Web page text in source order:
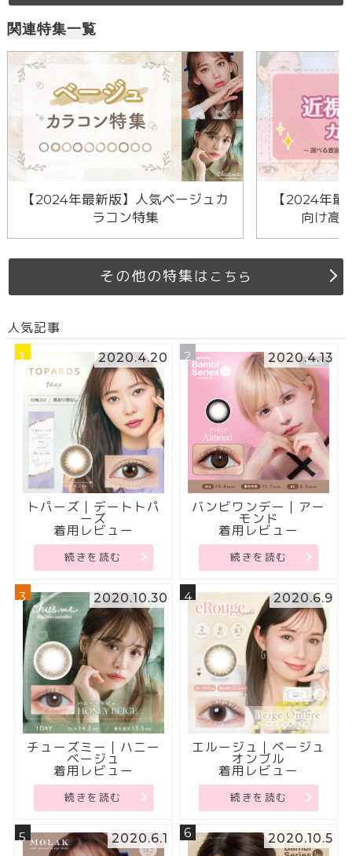
関連特集一覧
【2024年最新版】人気ベージュカ
ラコン特集
【2024年
向け高
その他の特集は こちら
人気記事
1
2020.4.20
トパーズ｜デートトパ
ーズ
着用レビュー
続きを読む
2 2020.4.13
バンビワンデー｜アー
モンド
着用レビュー
続きを読む
3 2020.10.30
チューズミー｜ハニー
ベージュ
着用レビュー
続きを読む
4 2020.6.9
エルージュ｜ベージュ
オンブル
着用レビュー
続きを読む
5 2020.6.1 6 2020.10.5